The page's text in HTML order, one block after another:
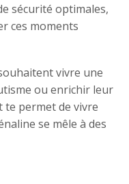
sécurité optimales,
ces moments
vivre une
ou enrichir leur
te permet de vivre
se mêle à des